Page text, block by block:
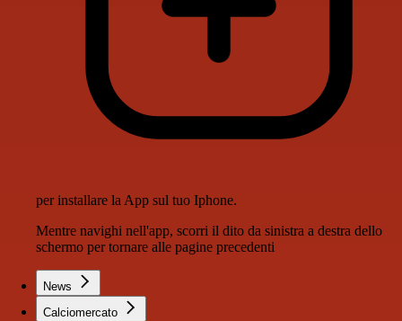
per installare la App sul tuo Iphone.
Mentre navighi nell'app, scorri il dito da sinistra a destra dello
schermo per tornare alle pagine precedenti
News
Calciomercato